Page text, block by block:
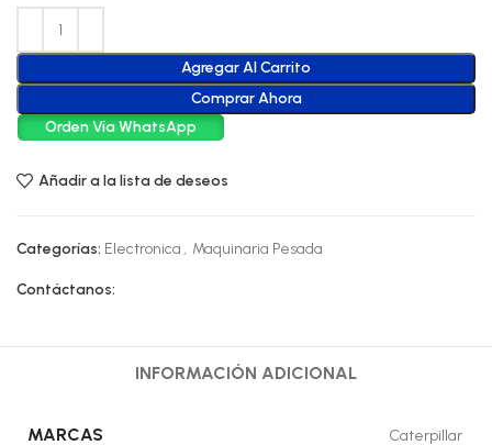
Agregar Al Carrito
Comprar Ahora
Orden Vía WhatsApp
Añadir a la lista de deseos
Categorías: Electronica , Maquinaria Pesada
Contáctanos:
INFORMACIÓN ADICIONAL
MARCAS Caterpillar